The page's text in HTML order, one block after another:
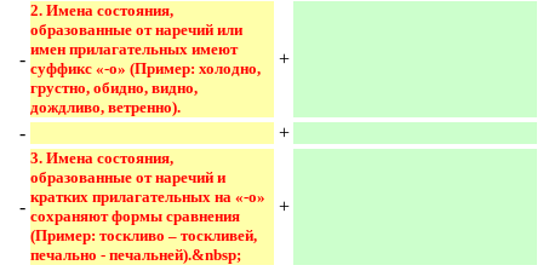
-
2. Имена состояния,
образованные от наречий или
имен прилагательных имеют
суффикс «-о» (Пример: холодно,
грустно, обидно, видно,
дождливо, ветренно).
+
- +
-
3. Имена состояния,
образованные от наречий и
кратких прилагательных на «-о»
сохраняют формы сравнения
(Пример: тоскливо – тоскливей,
печально - печальней).&nbsp;
+